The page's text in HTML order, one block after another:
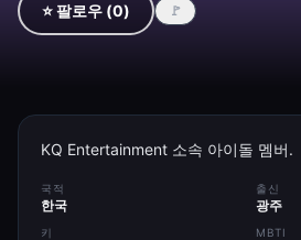
⭐ 팔로우 (0) 🚩
KQ Entertainment 소속 아이돌 멤버.
국적
한국
출신
광주
키 MBTI